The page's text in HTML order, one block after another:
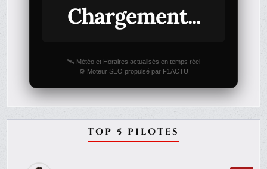
Chargement...
🛰️ Météo et Horaires actualisés en temps réel
⚙️ Moteur SEO propulsé par F1ACTU
TOP 5 PILOTES